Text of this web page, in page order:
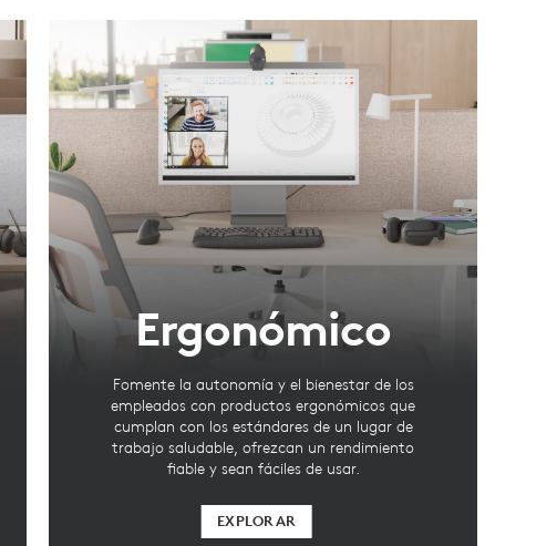
Ergonómico
Fomente la autonomía y el bienestar de los
empleados con productos ergonómicos que
cumplan con los estándares de un lugar de
trabajo saludable, ofrezcan un rendimiento
fiable y sean fáciles de usar.
EXPLORAR